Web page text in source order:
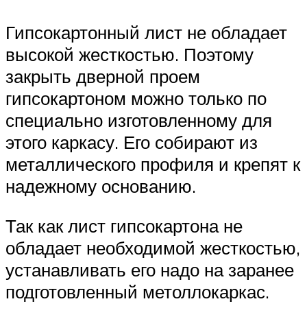
Гипсокартонный лист не обладает
высокой жесткостью. Поэтому
закрыть дверной проем
гипсокартоном можно только по
специально изготовленному для
этого каркасу. Его собирают из
металлического профиля и крепят к
надежному основанию.
Так как лист гипсокартона не
обладает необходимой жесткостью,
устанавливать его надо на заранее
подготовленный метоллокаркас.